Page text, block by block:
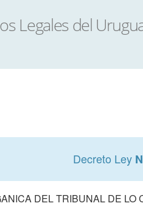
Decreto Ley
DEL TRIBUNAL DE LO